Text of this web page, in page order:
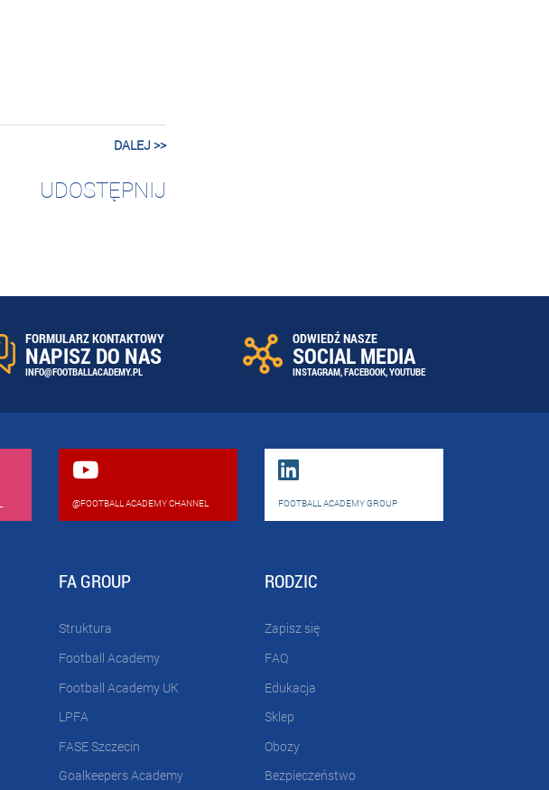
DALEJ >>
UDOSTĘPNIJ
FORMULARZ KONTAKTOWY
NAPISZ DO NAS
INFO@FOOTBALLACADEMY.PL
ODWIEDŹ NASZE
SOCIAL MEDIA
INSTAGRAM,FACEBOOK,YOUTUBE
@FOOTBALL ACADEMY CHANNEL FOOTBALL ACADEMY GROUP
FA GROUP
Struktura
Football Academy
Football Academy UK
LPFA
FASE Szczecin
Goalkeepers Academy
RODZIC
Zapisz się
FAQ
Edukacja
Sklep
Obozy
Bezpieczeństwo